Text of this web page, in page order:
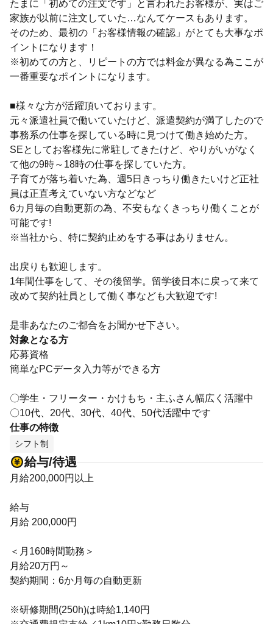
たまに「初めての注文です」と言われたお客様が、実はご
家族が以前に注文していた…なんてケースもあります。
そのため、最初の「お客様情報の確認」がとても大事なポ
イントになります！
※初めての方と、リピートの方では料金が異なる為ここが
一番重要なポイントになります。
■様々な方が活躍頂いております。
元々派遣社員で働いていたけど、派遣契約が満了したので
事務系の仕事を探している時に見つけて働き始めた方。
SEとしてお客様先に常駐してきたけど、やりがいがなく
て他の9時～18時の仕事を探していた方。
子育てが落ち着いた為、週5日きっちり働きたいけど正社
員は正直考えていない方などなど
6カ月毎の自動更新の為、不安もなくきっちり働くことが
可能です!
※当社から、特に契約止めをする事はありません。
出戻りも歓迎します。
1年間仕事をして、その後留学。留学後日本に戻って来て
改めて契約社員として働く事なども大歓迎です!
是非あなたのご都合をお聞かせ下さい。
対象となる方
応募資格
簡単なPCデータ入力等ができる方
〇学生・フリーター・かけもち・主ふさん幅広く活躍中
〇10代、20代、30代、40代、50代活躍中です
仕事の特徴
シフト制
給与/待遇
月給200,000円以上
給与
月給 200,000円
＜月160時間勤務＞
月給20万円～
契約期間：6か月毎の自動更新
※研修期間(250h)は時給1,140円